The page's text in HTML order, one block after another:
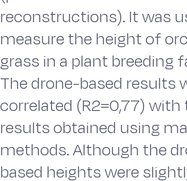
reconstructions). It was
measure the height of
grass in a plant breeding
The drone-based results
correlated (R2=0,77) with
results obtained using
methods. Although the
based heights were